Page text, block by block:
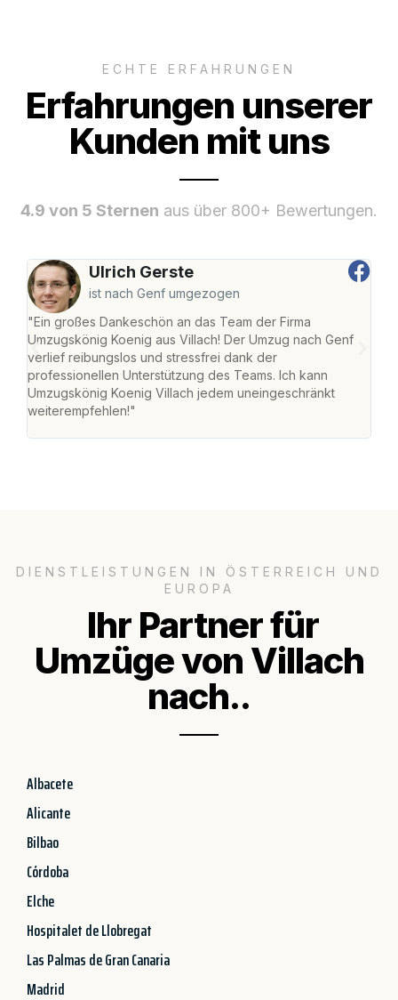
ECHTE ERFAHRUNGEN
Erfahrungen unserer
Kunden mit uns
4.9 von 5 Sternen aus über 800+ Bewertungen.
Ulrich Gerste
ist nach Genf umgezogen
"Ein großes Dankeschön an das Team der Firma
Umzugskönig Koenig aus Villach! Der Umzug nach Genf
verlief reibungslos und stressfrei dank der
professionellen Unterstützung des Teams. Ich kann
Umzugskönig Koenig Villach jedem uneingeschränkt
weiterempfehlen!"
DIENSTLEISTUNGEN IN ÖSTERREICH UND
EUROPA
Ihr Partner für
Umzüge von Villach
nach..
Albacete
Alicante
Bilbao
Córdoba
Elche
Hospitalet de Llobregat
Las Palmas de Gran Canaria
Madrid